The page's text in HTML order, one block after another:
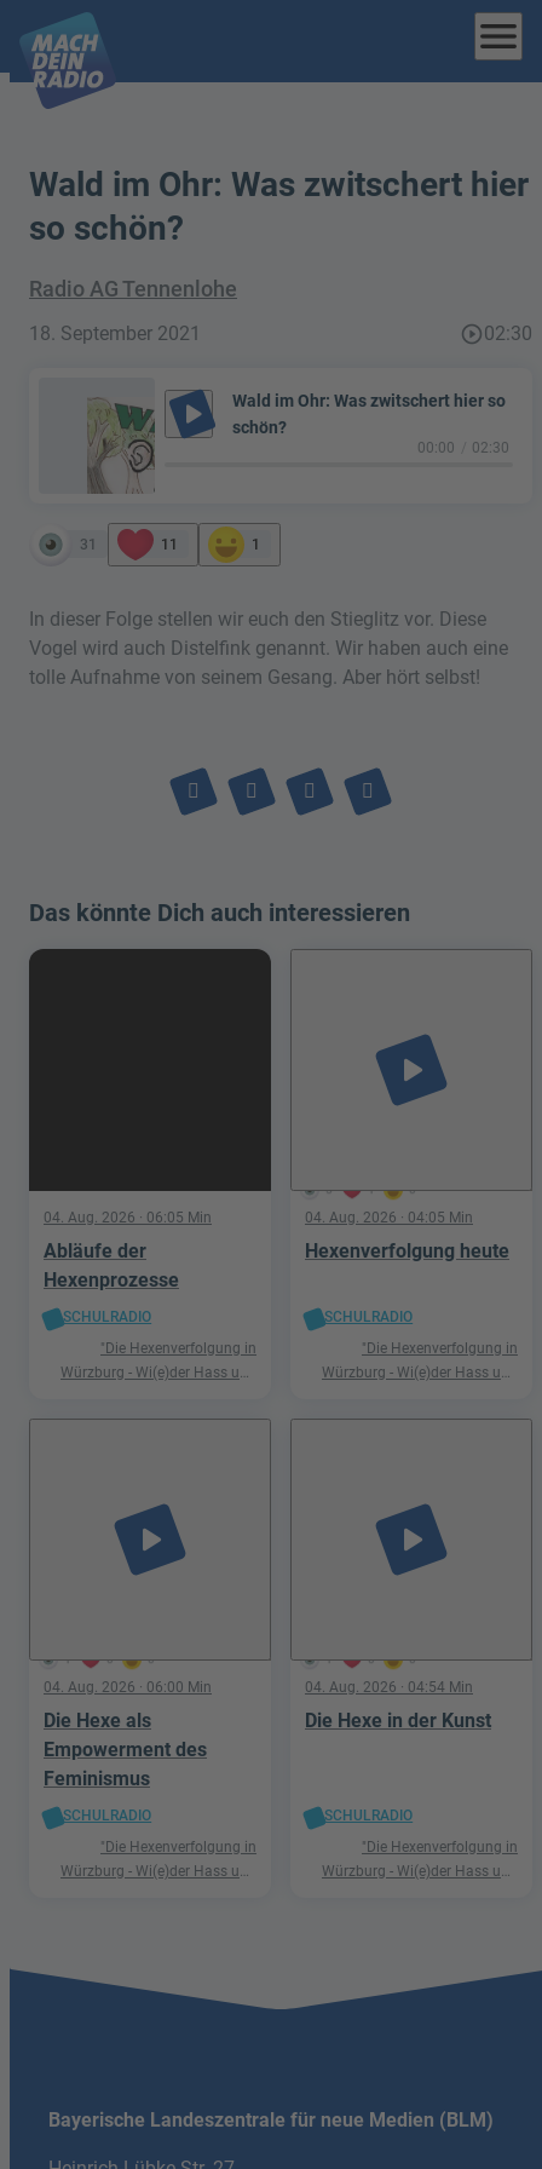
menu
Wald im Ohr: Was zwitschert hier
so schön?
Radio AG Tennenlohe
18. September 2021 play_circle_outline02:30
play_arrow
Wald im Ohr: Was zwitschert hier so
schön?
00:00 02:30
31 11 1
In dieser Folge stellen wir euch den Stieglitz vor. Diese
Vogel wird auch Distelfink genannt. Wir haben auch eine
tolle Aufnahme von seinem Gesang. Aber hört selbst!
Das könnte Dich auch interessieren
04. Aug. 2026 · 06:05 Min
Abläufe der
Hexenprozesse
SCHULRADIO
"Die Hexenverfolgung in
Würzburg - Wi(e)der Hass und
5 1 0
play_arrow
04. Aug. 2026 · 04:05 Min
Hexenverfolgung heute
SCHULRADIO
"Die Hexenverfolgung in
Würzburg - Wi(e)der Hass und
1 0 0
play_arrow
04. Aug. 2026 · 06:00 Min
Die Hexe als
Empowerment des
Feminismus
SCHULRADIO
"Die Hexenverfolgung in
Würzburg - Wi(e)der Hass und
1 0 0
play_arrow
04. Aug. 2026 · 04:54 Min
Die Hexe in der Kunst
SCHULRADIO
"Die Hexenverfolgung in
Würzburg - Wi(e)der Hass und
Bayerische Landeszentrale für neue Medien (BLM)